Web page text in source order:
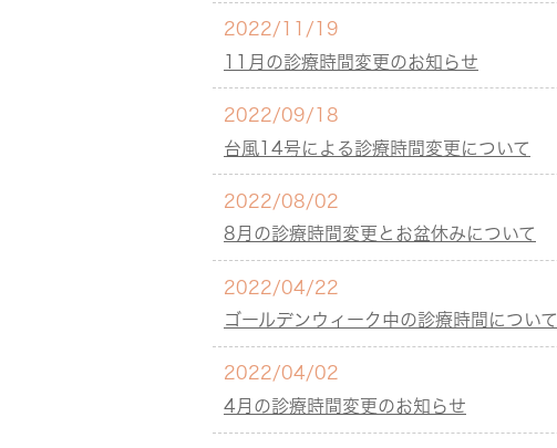
2022/11/19
11月の診療時間変更のお知らせ
2022/09/18
台風14号による診療時間変更について
2022/08/02
8月の診療時間変更とお盆休みについて
2022/04/22
ゴールデンウィーク中の診療時間について
2022/04/02
4月の診療時間変更のお知らせ